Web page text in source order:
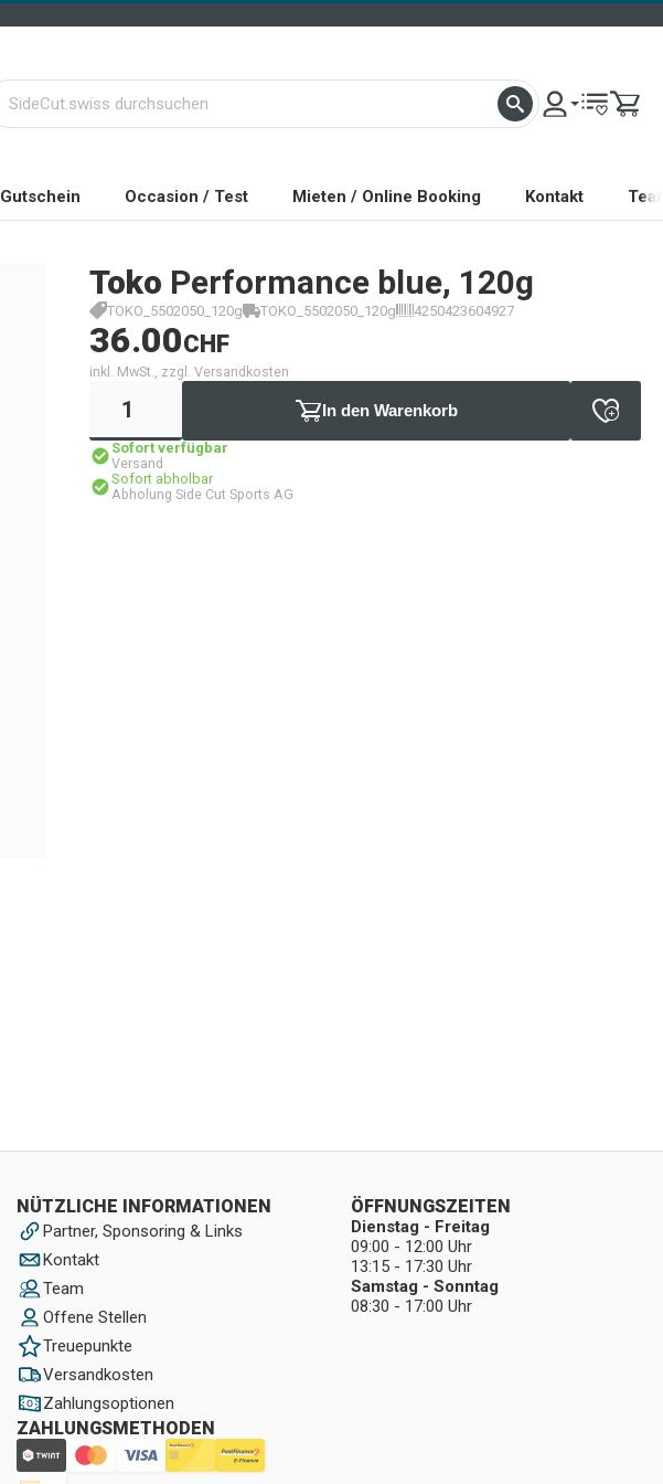
Gutschein Occasion / Test Mieten / Online Booking Kontakt
Toko Performance blue, 120g
TOKO_5502050_120g TOKO_5502050_120g 4250423604927
36.00CHF
inkl. MwSt., zzgl. Versandkosten
In den Warenkorb
Sofort verfügbar
Versand
Sofort abholbar
Abholung Side Cut Sports AG
NÜTZLICHE INFORMATIONEN
Partner, Sponsoring & Links
Kontakt
Team
Offene Stellen
Treuepunkte
Versandkosten
Zahlungsoptionen
ZAHLUNGSMETHODEN
ÖFFNUNGSZEITEN
Dienstag - Freitag
09:00 - 12:00 Uhr
13:15 - 17:30 Uhr
Samstag - Sonntag
08:30 - 17:00 Uhr